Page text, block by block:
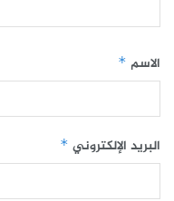
الاسم *
البريد الإلكتروني *